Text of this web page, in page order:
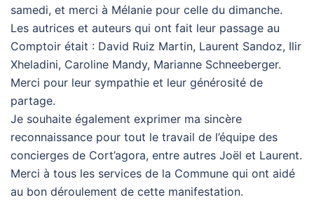
samedi, et merci à Mélanie pour celle du dimanche.
Les autrices et auteurs qui ont fait leur passage au
Comptoir était : David Ruiz Martin, Laurent Sandoz, Ilir
Xheladini, Caroline Mandy, Marianne Schneeberger.
Merci pour leur sympathie et leur générosité de
partage.
Je souhaite également exprimer ma sincère
reconnaissance pour tout le travail de l’équipe des
concierges de Cort’agora, entre autres Joël et Laurent.
Merci à tous les services de la Commune qui ont aidé
au bon déroulement de cette manifestation.